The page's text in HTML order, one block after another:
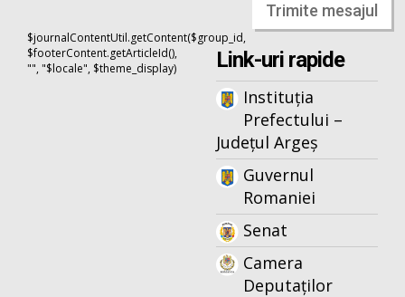
Trimite mesajul
$journalContentUtil.getContent($group_id,
$footerContent.getArticleId(),
"", "$locale", $theme_display)
Link-uri rapide
Instituția
Prefectului –
Județul Argeș
Guvernul
Romaniei
Senat
Camera
Deputaților